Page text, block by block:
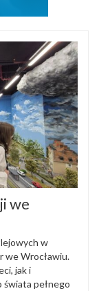
we
w
we Wrocławiu.
jak i
świata pełnego